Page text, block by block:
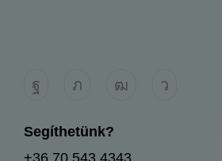
Segíthetünk?
+36 70 543 4343